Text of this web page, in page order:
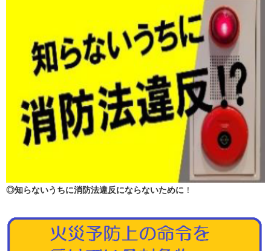
◎知らないうちに消防法違反にならないために ！